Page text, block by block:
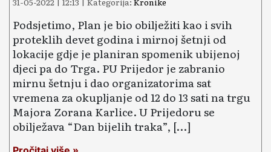
Podsjetimo, Plan je bio obilježiti kao i svih
proteklih devet godina i mirnoj šetnji od
lokacije gdje je planiran spomenik ubijenoj
djeci pa do Trga. PU Prijedor je zabranio
mirnu šetnju i dao organizatorima sat
vremena za okupljanje od 12 do 13 sati na trgu
Majora Zorana Karlice. U Prijedoru se
obilježava “Dan bijelih traka”, […]